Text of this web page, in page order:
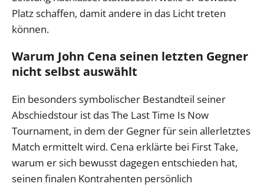
Platz schaffen, damit andere in das Licht treten
können.
Warum John Cena seinen letzten Gegner
nicht selbst auswählt
Ein besonders symbolischer Bestandteil seiner
Abschiedstour ist das The Last Time Is Now
Tournament, in dem der Gegner für sein allerletztes
Match ermittelt wird. Cena erklärte bei First Take,
warum er sich bewusst dagegen entschieden hat,
seinen finalen Kontrahenten persönlich